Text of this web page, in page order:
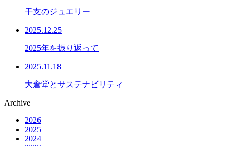
干支のジュエリー
2025.12.25
2025年を振り返って
2025.11.18
大倉堂とサステナビリティ
Archive
2026
2025
2024